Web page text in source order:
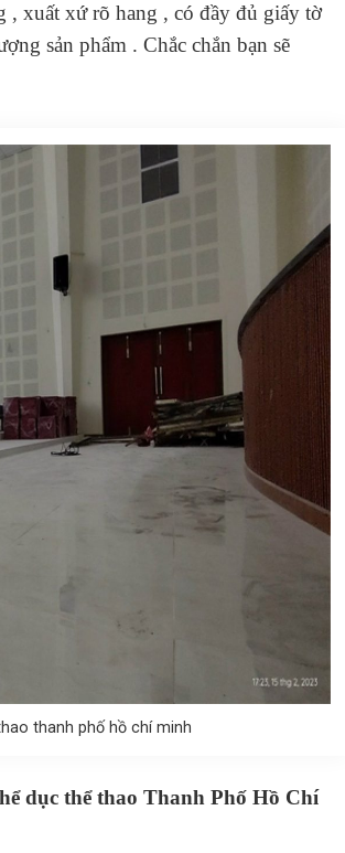
, xuất xứ rõ hang , có đầy đủ giấy tờ
sản phẩm . Chắc chắn bạn sẽ
thanh phố hồ chí minh
dục thể thao Thanh Phố Hồ Chí